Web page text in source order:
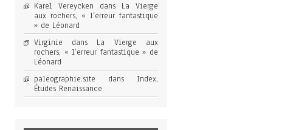
Karel Vereycken dans La Vierge
aux rochers, « l’erreur fantastique
» de Léonard
Virginie dans La Vierge aux
rochers, « l’erreur fantastique » de
Léonard
paleographie.site dans Index,
Études Renaissance